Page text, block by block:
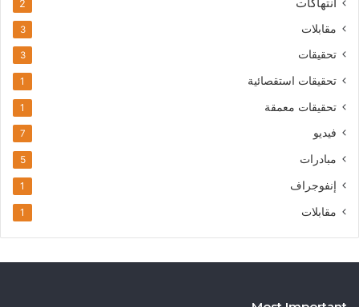
2
مقابلات 3
تحقيقات 3
تحقيقات استقصائية 1
تحقيقات معمقة 1
فيديو 7
مبادرات 5
إنفوجراف 1
مقابلات 1